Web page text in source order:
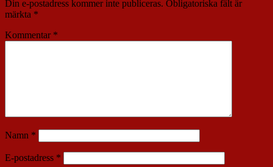
Din e-postadress kommer inte publiceras. Obligatoriska fält är
märkta *
Kommentar *
Namn *
E-postadress *